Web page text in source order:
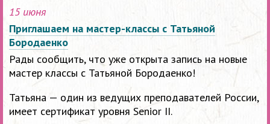
15 июня
Приглашаем на мастер-классы с Татьяной
Бородаенко
Рады сообщить, что уже открыта запись на новые
мастер классы с Татьяной Бородаенко!
Татьяна — один из ведущих преподавателей России,
имеет сертификат уровня Senior II.